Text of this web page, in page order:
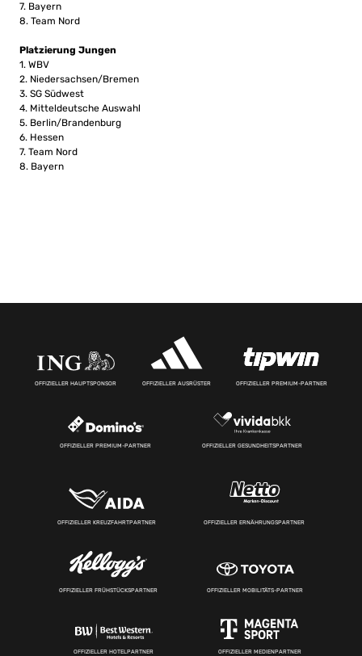
7. Bayern
8. Team Nord
Platzierung Jungen
1. WBV
2. Niedersachsen/Bremen
3. SG Südwest
4. Mitteldeutsche Auswahl
5. Berlin/Brandenburg
6. Hessen
7. Team Nord
8. Bayern
OFFIZIELLER HAUPTSPONSOR OFFIZIELLER AUSRÜSTER OFFIZIELLER PREMIUM-PARTNER
OFFIZIELLER PREMIUM-PARTNER OFFIZIELLER GESUNDHEITSPARTNER
OFFIZIELLER KREUZFAHRTPARTNER OFFIZIELLER ERNÄHRUNGSPARTNER
OFFIZIELLER FRÜHSTÜCKSPARTNER OFFIZIELLER MOBILITÄTS-PARTNER
OFFIZIELLER HOTELPARTNER OFFIZIELLER MEDIENPARTNER